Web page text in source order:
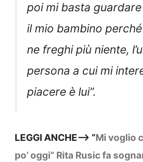
poi mi basta
il mio bambino
ne freghi più niente,
persona a cui mi
piacere è lui”.
LEGGI ANCHE–> “Mi voglio
po’ oggi” Rita Rusic fa